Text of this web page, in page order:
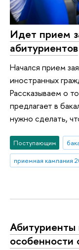
Идет прием
абитуриентов
Начался прием
иностранных
Рассказываем о
предлагает в
нужно сделать,
Поступающим
приемная кампания
особенности